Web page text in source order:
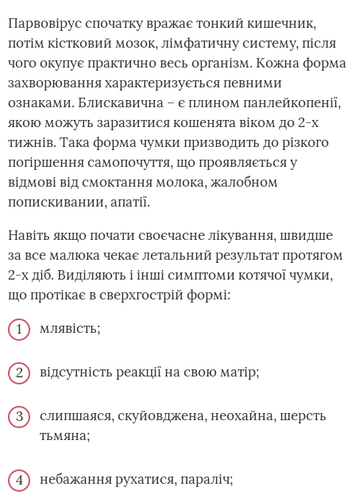
Парвовірус спочатку вражає тонкий кишечник,
потім кістковий мозок, лімфатичну систему, після
чого окупує практично весь організм. Кожна форма
захворювання характеризується певними
ознаками. Блискавична – є плином панлейкопенії,
якою можуть заразитися кошенята віком до 2-х
тижнів. Така форма чумки призводить до різкого
погіршення самопочуття, що проявляється у
відмові від смоктання молока, жалобном
попискивании, апатії.
Навіть якщо почати своєчасне лікування, швидше
за все малюка чекає летальний результат протягом
2-х діб. Виділяють і інші симптоми котячої чумки,
що протікає в сверхгострій формі:
млявість;
відсутність реакції на свою матір;
слипшаяся, скуйовджена, неохайна, шерсть
тьмяна;
небажання рухатися, параліч;